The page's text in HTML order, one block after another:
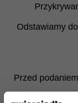
Odstawiamy
Przed